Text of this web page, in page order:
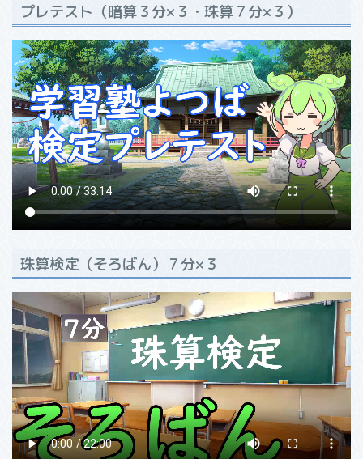
プレテスト（暗算３分×３・珠算７分×３）
珠算検定（そろばん）７分×３